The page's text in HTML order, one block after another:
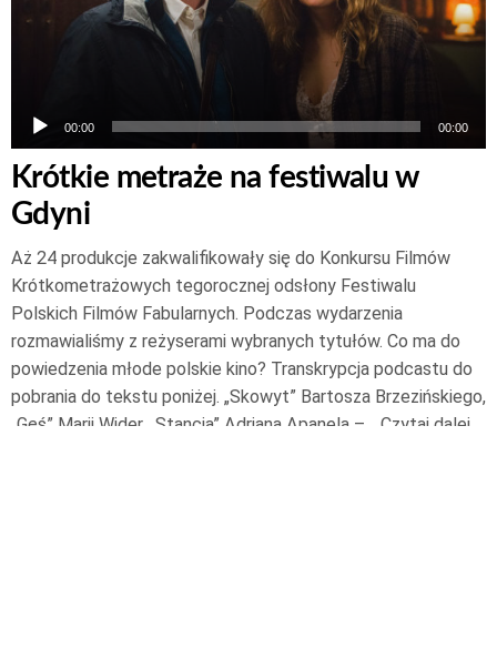
00:00 00:00
Krótkie metraże na festiwalu w
Gdyni
Aż 24 produkcje zakwalifikowały się do Konkursu Filmów
Krótkometrażowych tegorocznej odsłony Festiwalu
Polskich Filmów Fabularnych. Podczas wydarzenia
rozmawialiśmy z reżyserami wybranych tytułów. Co ma do
powiedzenia młode polskie kino? Transkrypcja podcastu do
pobrania do tekstu poniżej. „Skowyt” Bartosza Brzezińskiego,
„Gęś” Marii Wider, „Stancja” Adriana Apanela –… Czytaj dalej